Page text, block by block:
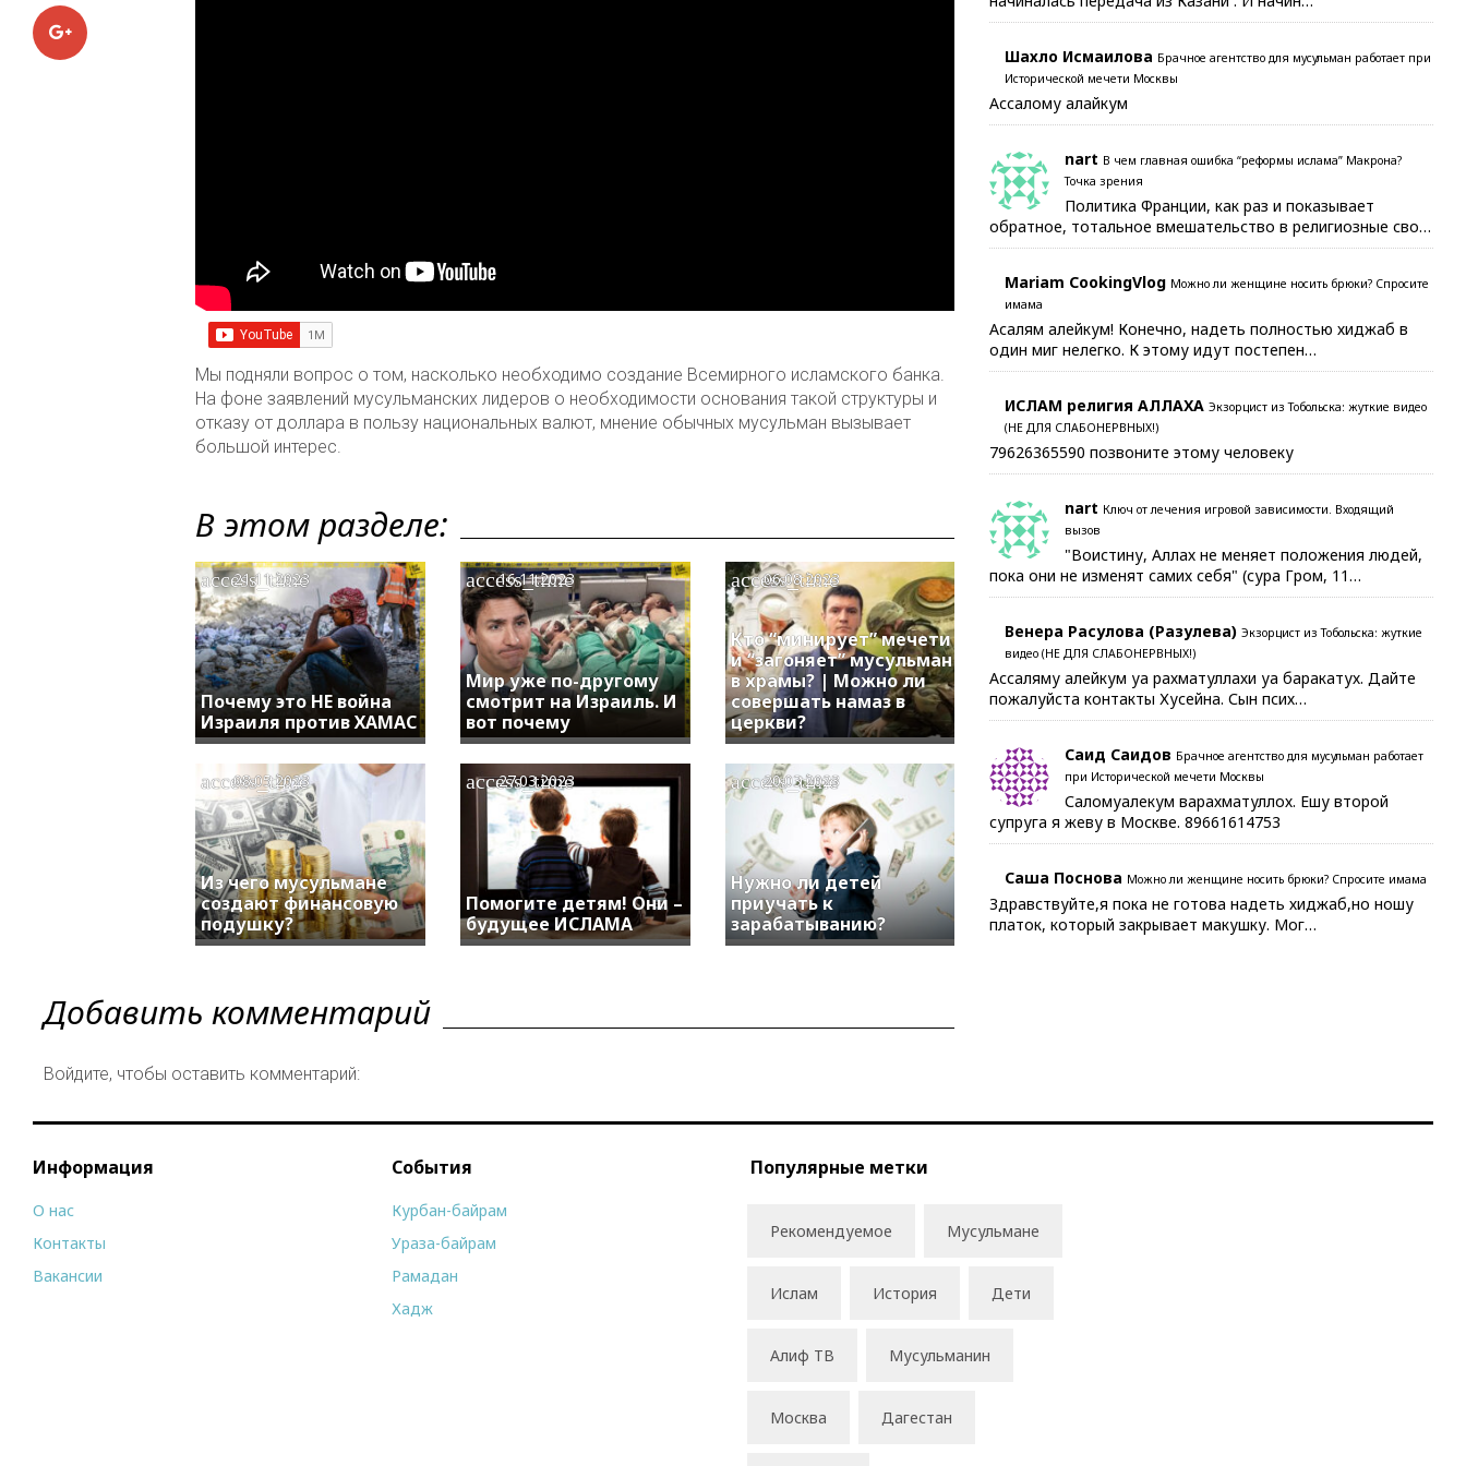
Google+
Мы подняли вопрос о том, насколько необходимо создание Всемирного исламского банка.
На фоне заявлений мусульманских лидеров о необходимости основания такой структуры и
отказу от доллара в пользу национальных валют, мнение обычных мусульман вызывает
большой интерес.
В этом разделе:
Почему это НЕ война
Израиля против ХАМАС
access_time
21.11.2023
Мир уже по-другому
смотрит на Израиль. И
вот почему
access_time
16.11.2023
Кто “минирует” мечети
и “загоняет” мусульман
в храмы? | Можно ли
совершать намаз в
церкви?
access_time
06.08.2023
Из чего мусульмане
создают финансовую
подушку?
access_time
08.05.2023
Помогите детям! Они –
будущее ИСЛАМА
access_time
27.03.2023
Нужно ли детей
приучать к
зарабатыванию?
access_time
20.03.2023
Добавить комментарий
Войдите, чтобы оставить комментарий:
Шахло Исмаилова Брачное агентство для мусульман работает при
Исторической мечети Москвы
Ассалому алайкум
nart В чем главная ошибка “реформы ислама” Макрона?
Точка зрения
Политика Франции, как раз и показывает
обратное, тотальное вмешательство в религиозные сво…
Mariam CookingVlog Можно ли женщине носить брюки? Спросите
имама
Асалям алейкум! Конечно, надеть полностью хиджаб в
один миг нелегко. К этому идут постепен…
ИСЛАМ религия АЛЛАХА Экзорцист из Тобольска: жуткие видео
(НЕ ДЛЯ СЛАБОНЕРВНЫХ!)
79626365590 позвоните этому человеку
nart Ключ от лечения игровой зависимости. Входящий
вызов
"Воистину, Аллах не меняет положения людей,
пока они не изменят самих себя" (сура Гром, 11…
Венера Расулова (Разулева) Экзорцист из Тобольска: жуткие
видео (НЕ ДЛЯ СЛАБОНЕРВНЫХ!)
Ассаляму алейкум уа рахматуллахи уа баракатух. Дайте
пожалуйста контакты Хусейна. Сын псих…
Саид Саидов Брачное агентство для мусульман работает
при Исторической мечети Москвы
Саломуалекум варахматуллох. Ешу второй
супруга я жеву в Москве. 89661614753
Саша Поснова Можно ли женщине носить брюки? Спросите имама
Здравствуйте,я пока не готова надеть хиджаб,но ношу
платок, который закрывает макушку. Мог…
Информация
О нас
Контакты
Вакансии
События
Курбан-байрам
Ураза-байрам
Рамадан
Хадж
Популярные метки
Рекомендуемое Мусульмане
Ислам История Дети
Алиф ТВ Мусульманин
Москва Дагестан